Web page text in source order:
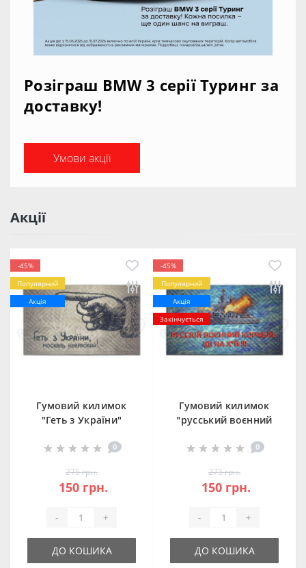
Розіграш BMW 3 серії Туринг за
доставку!
Умови акції
Акції
-45%
Популярний
Акція
Гумовий килимок
"Геть з України"
0
275 грн.
150 грн.
- +
ДО КОШИКА
-45%
Популярний
Акція
Закінчується
Гумовий килимок
"русський воєнний
К-602-134
0
275 грн.
150 грн.
- +
ДО КОШИКА